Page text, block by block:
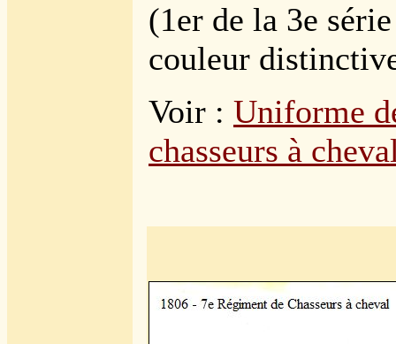
(1er de la 3e
couleur
Voir : Uniforme
chasseurs à